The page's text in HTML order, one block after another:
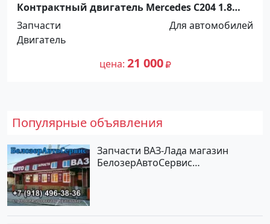
Контрактный двигатель Mercedes С204 1.8
Краснодар
Запчасти
Для автомобилей
Двигатель
цена 21 000
Популярные объявления
Запчасти ВАЗ-Лада магазин
БелозерАвтоСервис